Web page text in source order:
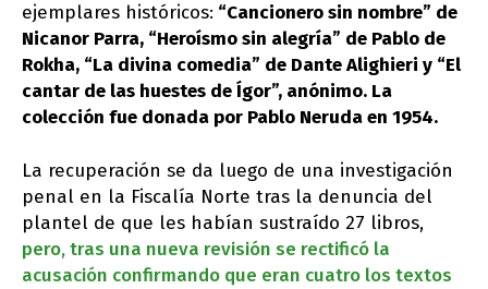
ejemplares históricos: “Cancionero sin nombre” de
Nicanor Parra, “Heroísmo sin alegría” de Pablo de
Rokha, “La divina comedia” de Dante Alighieri y “El
cantar de las huestes de Ígor”, anónimo. La
colección fue donada por Pablo Neruda en 1954.
La recuperación se da luego de una investigación
penal en la Fiscalía Norte tras la denuncia del
plantel de que les habían sustraído 27 libros,
pero, tras una nueva revisión se rectificó la
acusación confirmando que eran cuatro los textos